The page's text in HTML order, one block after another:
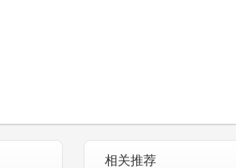
相关推荐